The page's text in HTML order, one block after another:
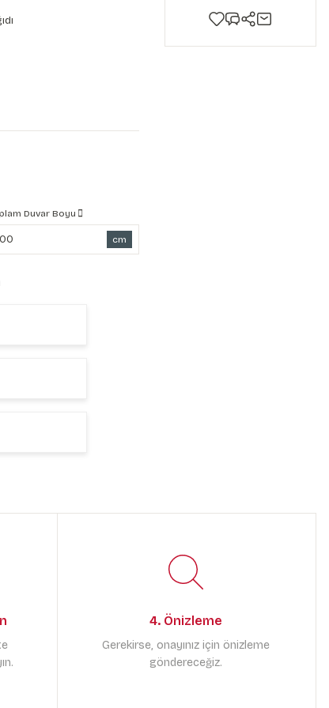
Duvar Boyu
cm
4. Önizleme
Gerekirse, onayınız için önizleme
göndereceğiz.